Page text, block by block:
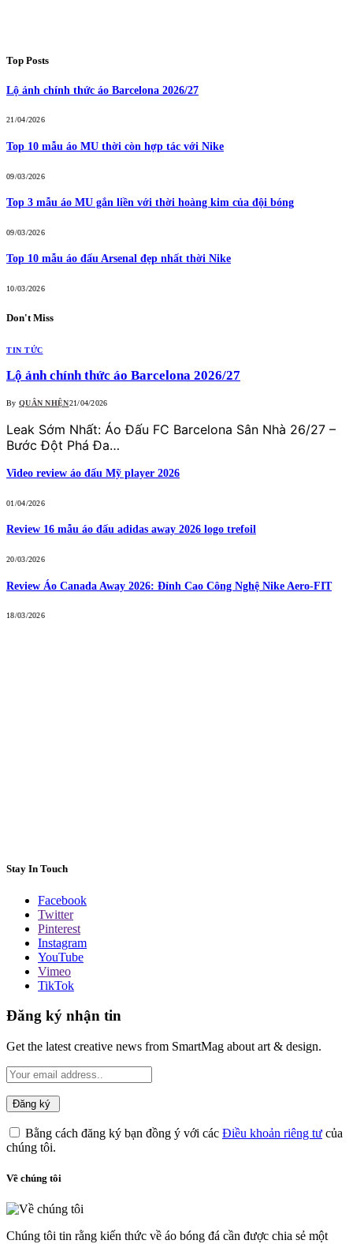
Top Posts
Lộ ảnh chính thức áo Barcelona 2026/27
21/04/2026
Top 10 mẫu áo MU thời còn hợp tác với Nike
09/03/2026
Top 3 mẫu áo MU gắn liền với thời hoàng kim của đội bóng
09/03/2026
Top 10 mẫu áo đấu Arsenal đẹp nhất thời Nike
10/03/2026
Don't Miss
TIN TỨC
Lộ ảnh chính thức áo Barcelona 2026/27
By QUÂN NHỆN21/04/2026
Leak Sớm Nhất: Áo Đấu FC Barcelona Sân Nhà 26/27 –
Bước Đột Phá Đa…
Video review áo đấu Mỹ player 2026
01/04/2026
Review 16 mẫu áo đấu adidas away 2026 logo trefoil
20/03/2026
Review Áo Canada Away 2026: Đỉnh Cao Công Nghệ Nike Aero-FIT
18/03/2026
Stay In Touch
Facebook
Twitter
Pinterest
Instagram
YouTube
Vimeo
TikTok
Đăng ký nhận tin
Get the latest creative news from SmartMag about art & design.
Bằng cách đăng ký bạn đồng ý với các Điều khoản riêng tư của
chúng tôi.
Về chúng tôi
Chúng tôi tin rằng kiến thức về áo bóng đá cần được chia sẻ một